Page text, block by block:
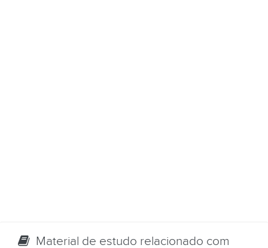
Material de estudo relacionado com